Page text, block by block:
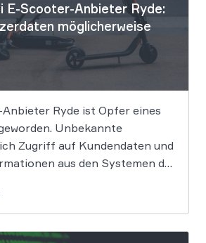
E-Scooter-Anbieter Ryde:
möglicherweise
Ryde ist Opfer eines
Unbekannte
Zugriff auf Kundendaten und
aus den Systemen des
ist derzeit noch nicht
Der Mobilitätsanbieter
über einen